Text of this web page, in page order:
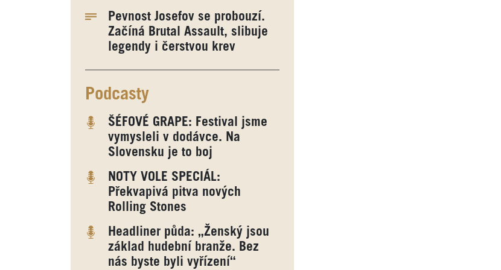
Pevnost Josefov se probouzí.
Začíná Brutal Assault, slibuje
legendy i čerstvou krev
Podcasty
ŠÉFOVÉ GRAPE: Festival jsme
vymysleli v dodávce. Na
Slovensku je to boj
NOTY VOLE SPECIÁL:
Překvapivá pitva nových
Rolling Stones
Headliner půda: „Ženský jsou
základ hudební branže. Bez
nás byste byli vyřízení“